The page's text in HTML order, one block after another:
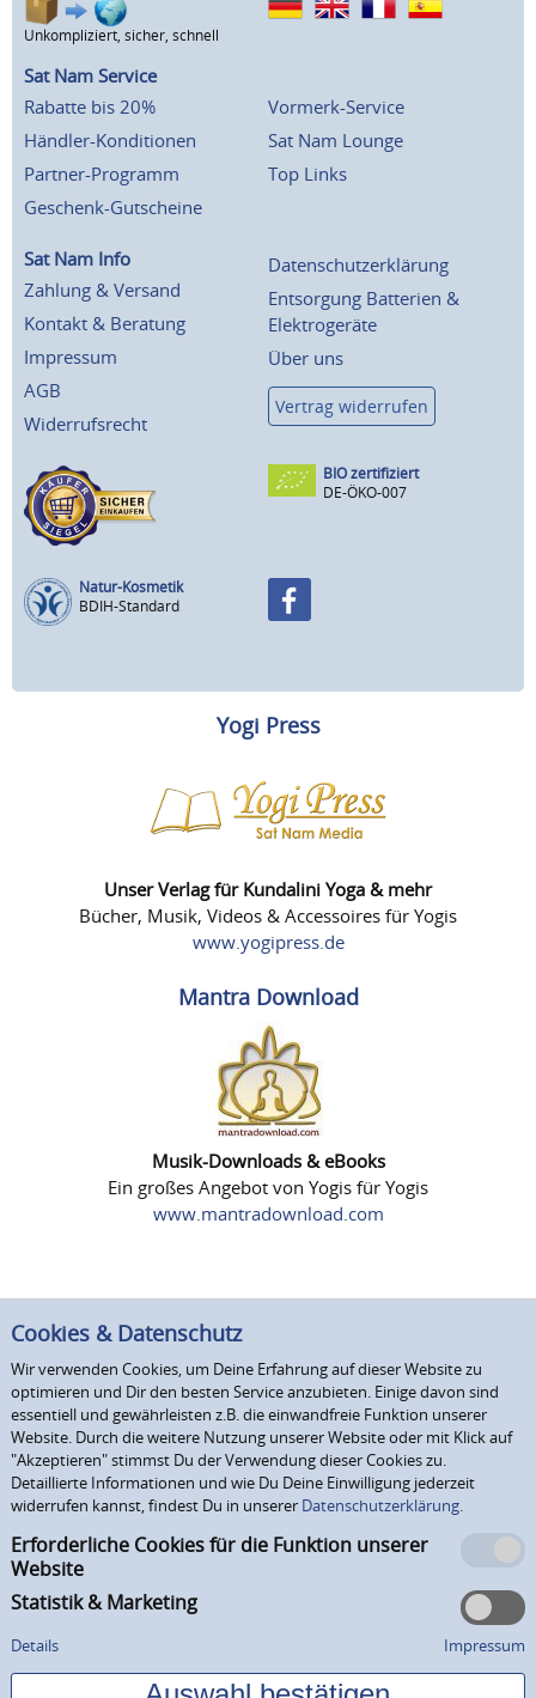
Unkompliziert, sicher, schnell
Sat Nam Service
Rabatte bis 20%
Händler-Konditionen
Partner-Programm
Geschenk-Gutscheine
Vormerk-Service
Sat Nam Lounge
Top Links
Sat Nam Info
Zahlung & Versand
Kontakt & Beratung
Impressum
AGB
Widerrufsrecht
Datenschutzerklärung
Entsorgung Batterien &
Elektrogeräte
Über uns
Vertrag widerrufen
BIO zertifiziert
DE-ÖKO-007
Natur-Kosmetik
BDIH-Standard
Yogi Press
Unser Verlag für Kundalini Yoga & mehr
Bücher, Musik, Videos & Accessoires für Yogis
www.yogipress.de
Mantra Download
Musik-Downloads & eBooks
Ein großes Angebot von Yogis für Yogis
www.mantradownload.com
Cookies & Datenschutz
Wir verwenden Cookies, um Deine Erfahrung auf dieser Website zu
optimieren und Dir den besten Service anzubieten. Einige davon sind
essentiell und gewährleisten z.B. die einwandfreie Funktion unserer
Website. Durch die weitere Nutzung unserer Website oder mit Klick auf
"Akzeptieren" stimmst Du der Verwendung dieser Cookies zu.
Detaillierte Informationen und wie Du Deine Einwilligung jederzeit
widerrufen kannst, findest Du in unserer Datenschutzerklärung.
Erforderliche Cookies für die Funktion unserer
Website
Statistik & Marketing
Details Impressum